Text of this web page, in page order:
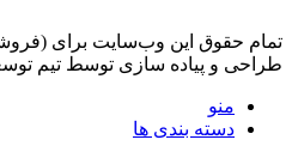
تمام حقوق اين وب‌سايت برای
طراحی و پیاده سازی توسط تیم
منو
دسته بندی ها